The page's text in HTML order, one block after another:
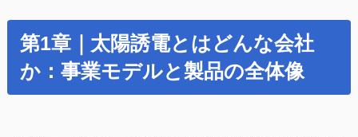
第1章｜太陽誘電とはどんな会社
か：事業モデルと製品の全体像